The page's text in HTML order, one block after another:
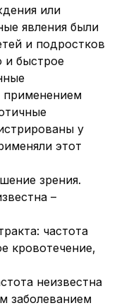
или
явления были
и подростков
и быстрое
применением
у
этот
зрения.
–
частота
кровотечение,
неизвестна
заболеванием